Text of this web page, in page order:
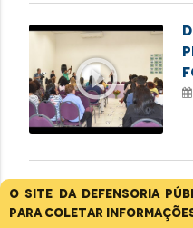
O site da Defensoria
para coletar
play_circle_outline